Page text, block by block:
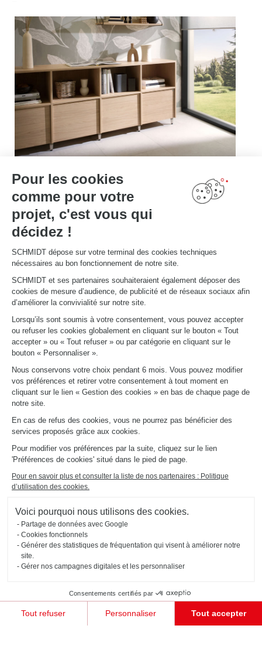
Pour les cookies
comme pour votre
projet, c'est vous qui
décidez !
SCHMIDT dépose sur votre terminal des cookies techniques
nécessaires au bon fonctionnement de notre site.
SCHMIDT et ses partenaires souhaiteraient également déposer des
cookies de mesure d’audience, de publicité et de réseaux sociaux afin
d’améliorer la convivialité sur notre site.
Lorsqu’ils sont soumis à votre consentement, vous pouvez accepter
ou refuser les cookies globalement en cliquant sur le bouton « Tout
accepter » ou « Tout refuser » ou par catégorie en cliquant sur le
bouton « Personnaliser ».
Nous conservons votre choix pendant 6 mois. Vous pouvez modifier
vos préférences et retirer votre consentement à tout moment en
cliquant sur le lien « Gestion des cookies » en bas de chaque page de
notre site.
En cas de refus des cookies, vous ne pourrez pas bénéficier des
services proposés grâce aux cookies.
Pour modifier vos préférences par la suite, cliquez sur le lien
'Préférences de cookies' situé dans le pied de page.
Pour en savoir plus et consulter la liste de nos partenaires : Politique
d’utilisation des cookies.
Voici pourquoi nous utilisons des cookies.
Partage de données avec Google
Cookies fonctionnels
Générer des statistiques de fréquentation qui visent à améliorer notre
site.
Gérer nos campagnes digitales et les personnaliser
Consentements certifiés par
Tout refuser Personnaliser Tout accepter
Avec sa nouvelle collection bois, Schmidt modernise ainsi ses aménagements tout en gardant la chaleur
et la douceur d’un matériau noble.
Ainsi, la collection bois ne s’arrête pas à la cuisine : nous avons décidé de pousser cette tendance au
Décorez votre
intérieur
Découvrez notre sélection d’objets déco et tendance pour décorer et accessoiriser votre intérieur avec